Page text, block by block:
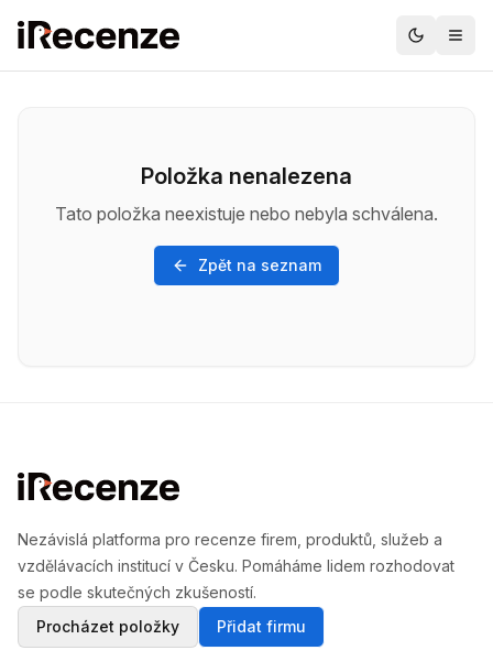
Položka nenalezena
Tato položka neexistuje nebo nebyla schválena.
Zpět na seznam
Nezávislá platforma pro recenze firem, produktů, služeb a
vzdělávacích institucí v Česku. Pomáháme lidem rozhodovat
se podle skutečných zkušeností.
Procházet položky
Přidat firmu